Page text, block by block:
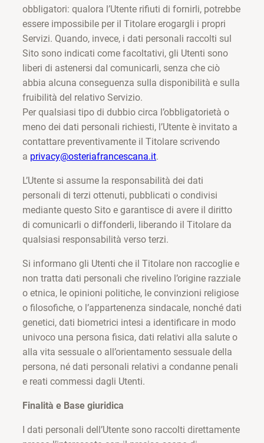
obbligatori: qualora l’Utente rifiuti di fornirli, potrebbe
essere impossibile per il Titolare erogargli i propri
Servizi. Quando, invece, i dati personali raccolti sul
Sito sono indicati come facoltativi, gli Utenti sono
liberi di astenersi dal comunicarli, senza che ciò
abbia alcuna conseguenza sulla disponibilità e sulla
fruibilità del relativo Servizio.
Per qualsiasi tipo di dubbio circa l’obbligatorietà o
meno dei dati personali richiesti, l’Utente è invitato a
contattare preventivamente il Titolare scrivendo
a privacy@osteriafrancescana.it.
L’Utente si assume la responsabilità dei dati
personali di terzi ottenuti, pubblicati o condivisi
mediante questo Sito e garantisce di avere il diritto
di comunicarli o diffonderli, liberando il Titolare da
qualsiasi responsabilità verso terzi.
Si informano gli Utenti che il Titolare non raccoglie e
non tratta dati personali che rivelino l’origine razziale
o etnica, le opinioni politiche, le convinzioni religiose
o filosofiche, o l’appartenenza sindacale, nonché dati
genetici, dati biometrici intesi a identificare in modo
univoco una persona fisica, dati relativi alla salute o
alla vita sessuale o all’orientamento sessuale della
persona, né dati personali relativi a condanne penali
e reati commessi dagli Utenti.
Finalità e Base giuridica
I dati personali dell’Utente sono raccolti direttamente